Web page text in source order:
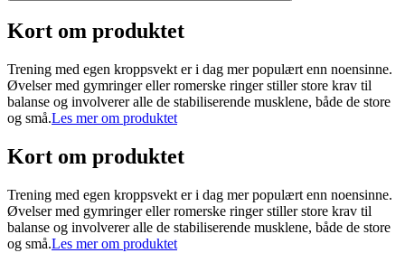
Kort om produktet
Trening med egen kroppsvekt er i dag mer populært enn noensinne.
Øvelser med gymringer eller romerske ringer stiller store krav til
balanse og involverer alle de stabiliserende musklene, både de store
og små.Les mer om produktet
Kort om produktet
Trening med egen kroppsvekt er i dag mer populært enn noensinne.
Øvelser med gymringer eller romerske ringer stiller store krav til
balanse og involverer alle de stabiliserende musklene, både de store
og små.Les mer om produktet